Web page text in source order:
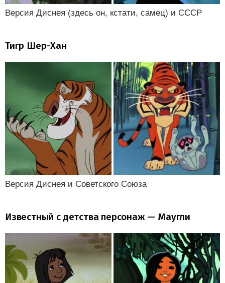
Версия Диснея (здесь он, кстати, самец) и СССР
Тигр Шер-Хан
Версия Диснея и Советского Союза
Известный с детства персонаж — Маугли